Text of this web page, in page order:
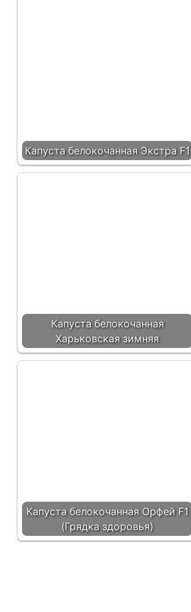
Капуста белокочанная Экстра F1
Капуста белокочанная
Харьковская зимняя
Капуста белокочанная Орфей F1
(Грядка здоровья)